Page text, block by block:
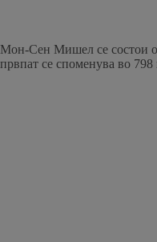
Мон-Сен Мишел се состои
првпат се споменува во